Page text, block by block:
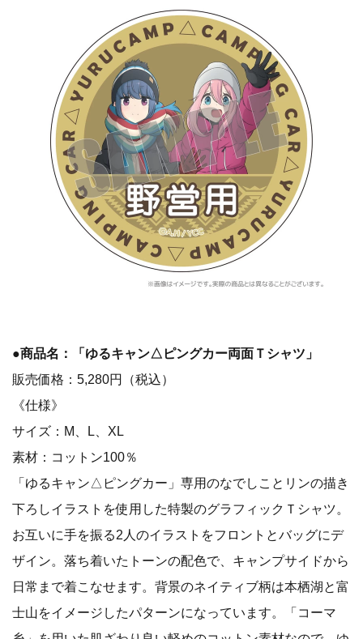
●商品名：「ゆるキャン△ピングカー両面Ｔシャツ」
販売価格：5,280円（税込）
《仕様》
サイズ：M、L、XL
素材：コットン100％
「ゆるキャン△ピングカー」専用のなでしことリンの描き
下ろしイラストを使用した特製のグラフィックＴシャツ。
お互いに手を振る2人のイラストをフロントとバッグにデ
ザイン。落ち着いたトーンの配色で、キャンプサイドから
日常まで着こなせます。背景のネイティブ柄は本栖湖と富
士山をイメージしたパターンになっています。「コーマ